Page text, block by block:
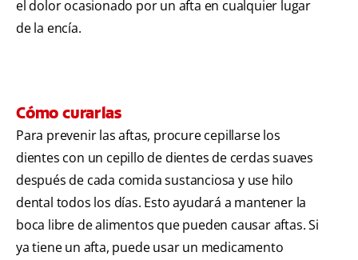
el dolor ocasionado por un afta en cualquier lugar
de la encía.
Cómo curarlas
Para prevenir las aftas, procure cepillarse los
dientes con un cepillo de dientes de cerdas suaves
después de cada comida sustanciosa y use hilo
dental todos los días. Esto ayudará a mantener la
boca libre de alimentos que pueden causar aftas. Si
ya tiene un afta, puede usar un medicamento